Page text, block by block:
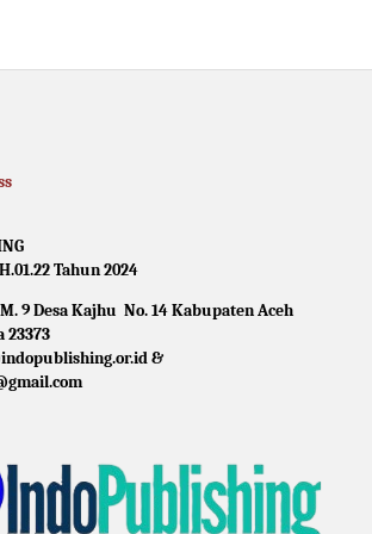
Tahun 2024
9 Desa Kajhu No. 14 Kabupaten Aceh
23373
&